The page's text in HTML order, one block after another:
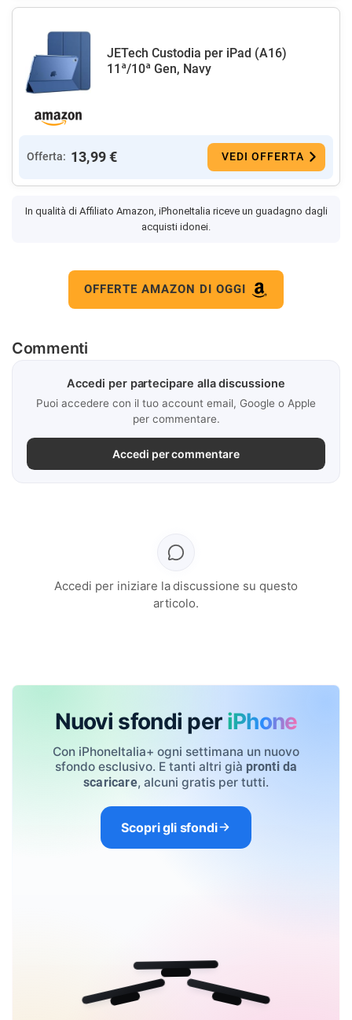
JETech Custodia per iPad (A16)
11ª/10ª Gen, Navy
Offerta: 13,99 € VEDI OFFERTA
In qualità di Affiliato Amazon, iPhoneItalia riceve un guadagno dagli
acquisti idonei.
OFFERTE AMAZON DI OGGI
Commenti
Accedi per partecipare alla discussione
Puoi accedere con il tuo account email, Google o Apple
per commentare.
Accedi per commentare
Accedi per iniziare la discussione su questo
articolo.
Nuovi sfondi per iPhone
Con iPhoneItalia+ ogni settimana un nuovo
sfondo esclusivo. E tanti altri già pronti da
scaricare, alcuni gratis per tutti.
Scopri gli sfondi